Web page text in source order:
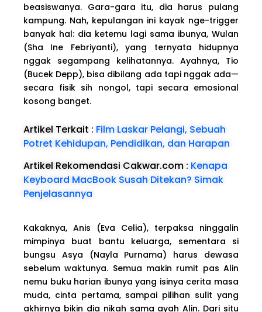
beasiswanya. Gara-gara itu, dia harus pulang
kampung. Nah, kepulangan ini kayak nge-trigger
banyak hal: dia ketemu lagi sama ibunya, Wulan
(Sha Ine Febriyanti), yang ternyata hidupnya
nggak segampang kelihatannya. Ayahnya, Tio
(Bucek Depp), bisa dibilang ada tapi nggak ada—
secara fisik sih nongol, tapi secara emosional
kosong banget.
Artikel Terkait : Film Laskar Pelangi, Sebuah
Potret Kehidupan, Pendidikan, dan Harapan
Artikel Rekomendasi Cakwar.com : Kenapa
Keyboard MacBook Susah Ditekan? Simak
Penjelasannya
Kakaknya, Anis (Eva Celia), terpaksa ninggalin
mimpinya buat bantu keluarga, sementara si
bungsu Asya (Nayla Purnama) harus dewasa
sebelum waktunya. Semua makin rumit pas Alin
nemu buku harian ibunya yang isinya cerita masa
muda, cinta pertama, sampai pilihan sulit yang
akhirnya bikin dia nikah sama ayah Alin. Dari situ